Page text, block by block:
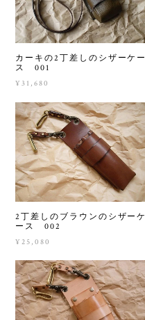
カーキの2丁差しのシザーケー
ス 001
¥31,680
2丁差しのブラウンのシザーケ
ース 002
¥25,080